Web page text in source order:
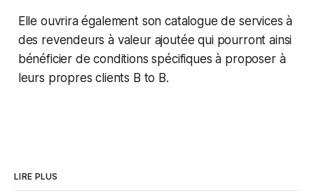
Elle ouvrira également son catalogue de services à
des revendeurs à valeur ajoutée qui pourront ainsi
bénéficier de conditions spécifiques à proposer à
leurs propres clients B to B.
LIRE PLUS